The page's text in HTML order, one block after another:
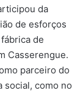
da
de esforços
de
Casserengue.
parceiro do
social, como no